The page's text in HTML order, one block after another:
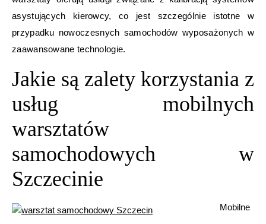
asystujących kierowcy, co jest szczególnie istotne w
przypadku nowoczesnych samochodów wyposażonych w
zaawansowane technologie.
Jakie są zalety korzystania z
usług mobilnych
warsztatów
samochodowych w
Szczecinie
Mobilne